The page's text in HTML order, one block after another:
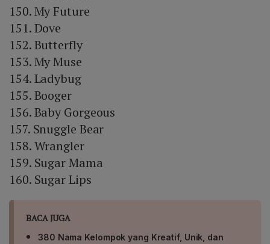
150. My Future
151. Dove
152. Butterfly
153. My Muse
154. Ladybug
155. Booger
156. Baby Gorgeous
157. Snuggle Bear
158. Wrangler
159. Sugar Mama
160. Sugar Lips
BACA JUGA
380 Nama Kelompok yang Kreatif, Unik, dan